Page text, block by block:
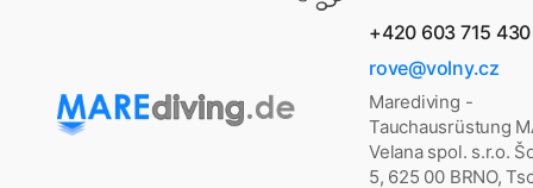
+420 603 715 430
rove@volny.cz
Marediving -
Tauchausrüstung
Velana spol. s.r.o.
5, 625 00 BRNO,